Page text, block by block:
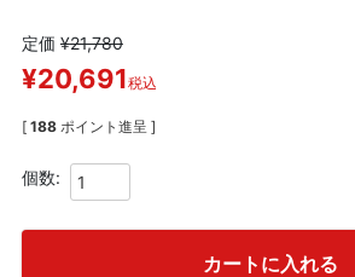
定価 ¥21,780
¥20,691税込
[ 188 ポイント進呈 ]
カートに入れる